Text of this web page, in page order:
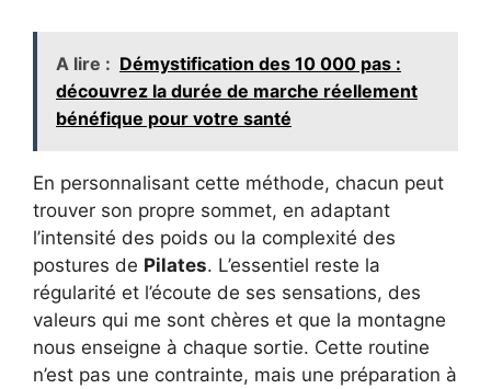
A lire : Démystification des 10 000 pas :
découvrez la durée de marche réellement
bénéfique pour votre santé
En personnalisant cette méthode, chacun peut
trouver son propre sommet, en adaptant
l’intensité des poids ou la complexité des
postures de Pilates. L’essentiel reste la
régularité et l’écoute de ses sensations, des
valeurs qui me sont chères et que la montagne
nous enseigne à chaque sortie. Cette routine
n’est pas une contrainte, mais une préparation à